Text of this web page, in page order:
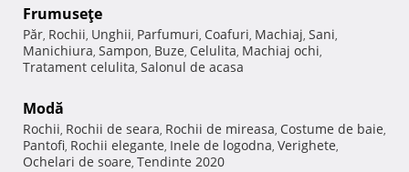
Frumuseţe
Păr, Rochii, Unghii, Parfumuri, Coafuri, Machiaj, Sani,
Manichiura, Sampon, Buze, Celulita, Machiaj ochi,
Tratament celulita, Salonul de acasa
Modă
Rochii, Rochii de seara, Rochii de mireasa, Costume de baie,
Pantofi, Rochii elegante, Inele de logodna, Verighete,
Ochelari de soare, Tendinte 2020